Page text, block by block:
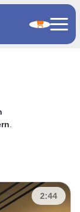
2:44